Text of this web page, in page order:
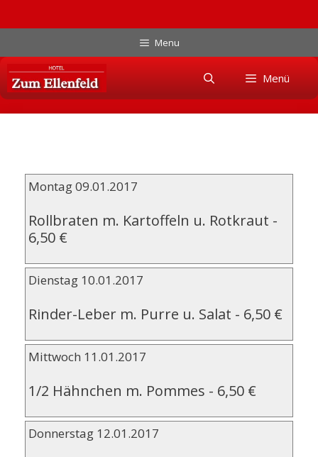
Inhalt
springen
Menu
Skip
content
Menü
Montag 09.01.2017
Rollbraten m. Kartoffeln u. Rotkraut -
6,50 €
Dienstag 10.01.2017
Rinder-Leber m. Purre u. Salat - 6,50 €
Mittwoch 11.01.2017
1/2 Hähnchen m. Pommes - 6,50 €
Donnerstag 12.01.2017